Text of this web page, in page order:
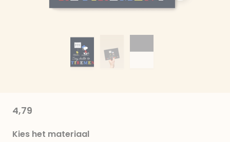
4,79
Kies het materiaal